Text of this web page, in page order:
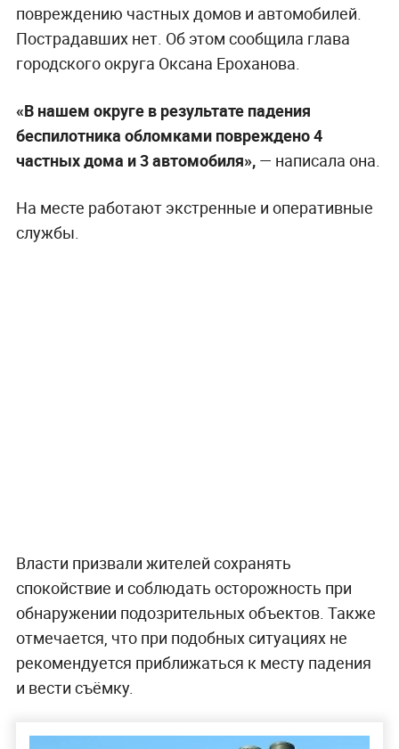
повреждению частных домов и автомобилей.
Пострадавших нет. Об этом сообщила глава
городского округа Оксана Ероханова.
«В нашем округе в результате падения
беспилотника обломками повреждено 4
частных дома и 3 автомобиля», — написала она.
На месте работают экстренные и оперативные
службы.
Власти призвали жителей сохранять
спокойствие и соблюдать осторожность при
обнаружении подозрительных объектов. Также
отмечается, что при подобных ситуациях не
рекомендуется приближаться к месту падения
и вести съёмку.